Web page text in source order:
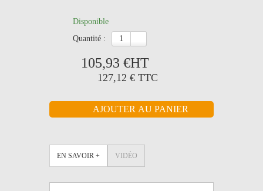
Disponible
quantité :
105,93 €HT
127,12 € TTC
EN SAVOIR + VIDÉO